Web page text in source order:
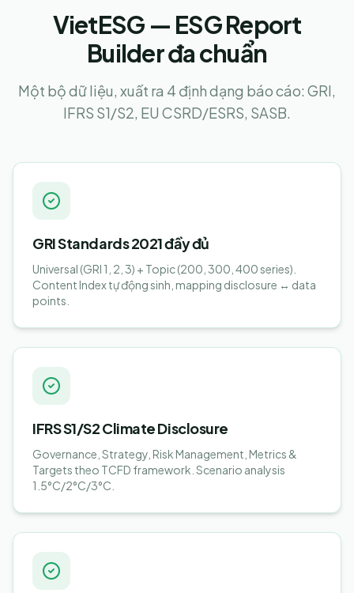
VietESG — ESG Report
Builder đa chuẩn
Một bộ dữ liệu, xuất ra 4 định dạng báo cáo: GRI,
IFRS S1/S2, EU CSRD/ESRS, SASB.
GRI Standards 2021 đầy đủ
Universal (GRI 1, 2, 3) + Topic (200, 300, 400 series).
Content Index tự động sinh, mapping disclosure ↔ data
points.
IFRS S1/S2 Climate Disclosure
Governance, Strategy, Risk Management, Metrics &
Targets theo TCFD framework. Scenario analysis
1.5°C/2°C/3°C.